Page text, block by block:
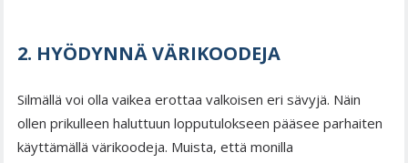
2. HYÖDYNNÄ VÄRIKOODEJA
Silmällä voi olla vaikea erottaa valkoisen eri sävyjä. Näin
ollen prikulleen haluttuun lopputulokseen pääsee parhaiten
käyttämällä värikoodeja. Muista, että monilla